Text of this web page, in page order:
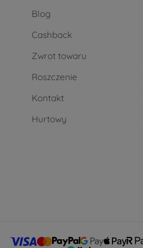
Blog
Cashback
Zwrot towaru
Roszczenie
Kontakt
Hurtowy